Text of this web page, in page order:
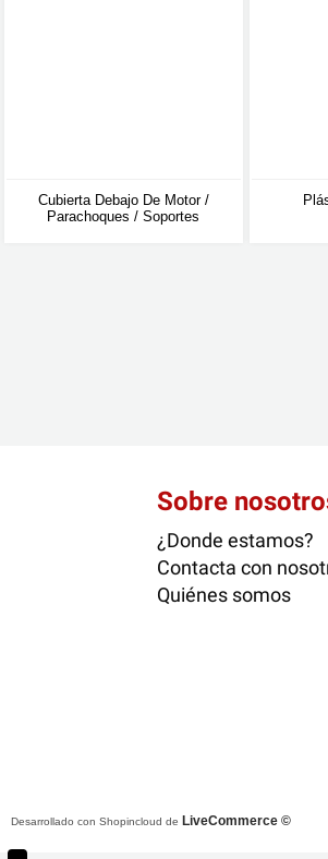
Cubierta Debajo De Motor /
Parachoques / Soportes
Sobre
¿Donde estamos?
Contacta con
Quiénes somos
Desarrollado con Shopincloud de LiveCommerce ©